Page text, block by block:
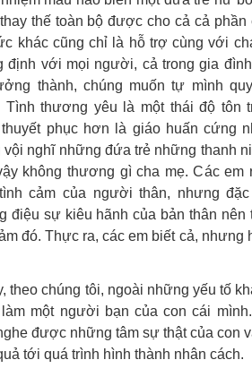
thế toàn bộ được cho cả cả phần
khác cũng chỉ là hỗ trợ cùng với
định với mọi người, cả trong gia
thành, chúng muốn tự mình
Tình thương yêu là một thái độ tôn
phục hơn là giáo huấn cứng
nghĩ những đứa trẻ những thanh
không thương gì cha mẹ. Các em
cảm của người thân, nhưng
điệu sự kiêu hãnh của bản thân
đó. Thực ra, các em biết cả, nhưng
theo chúng tôi, ngoài những yếu tố
một người bạn của con cái
được những tâm sự thật của con
tới quá trình hình thành nhân cách.